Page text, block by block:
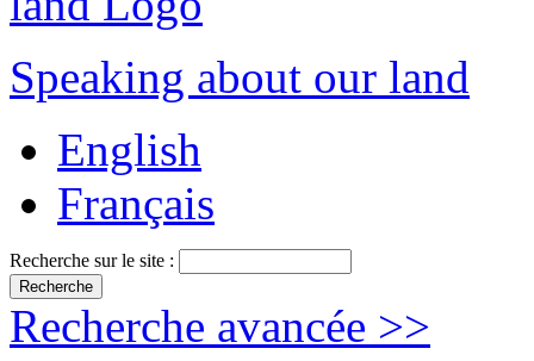
Speaking about our land
English
Français
Recherche sur le site :
Recherche avancée >>